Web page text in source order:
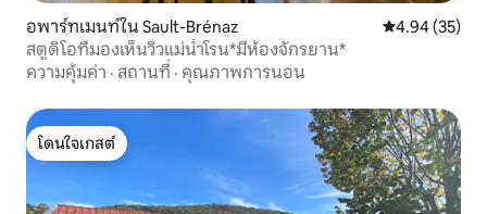
อพาร์ทเมนท์ใน Sault-Brénaz คะแนนเฉลี่ย
4.94 (35)
สตูดิโอที่มองเห็นวิวแม่น้ำโรน*มีห้องจักรยาน*
ความคุ้มค่า · สถานที่ · คุณภาพการนอน
โดนใจเกสต์
โดนใจเกสต์